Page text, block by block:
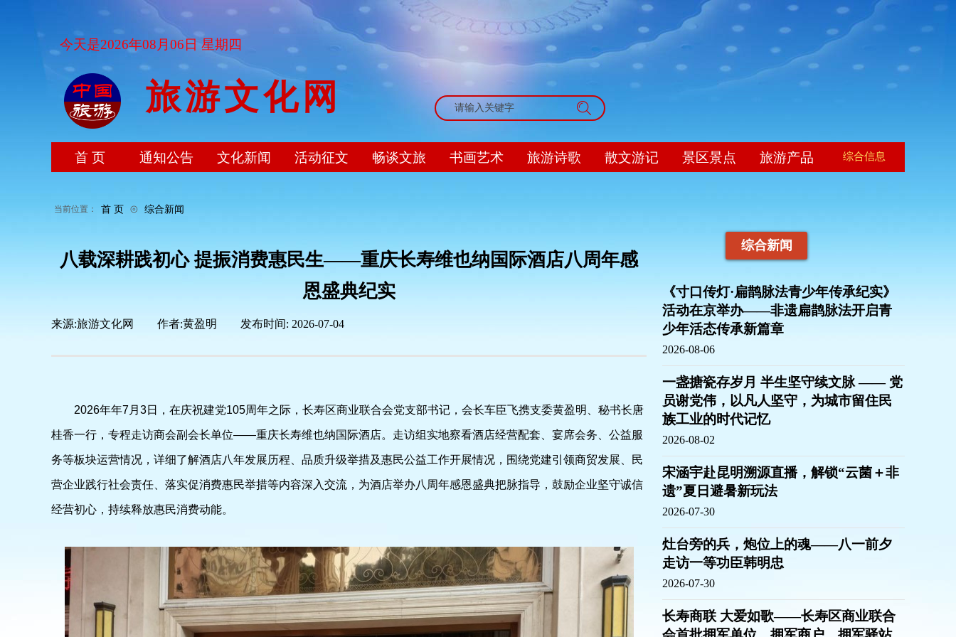
旅游文化网
首 页 ⊙ 综合新闻
当前位置：
搜索
首 页 通知公告 文化新闻 活动征文 畅谈文旅 书画艺术 旅游诗歌 散文游记 景区景点 旅游产品 综合信息
今天是2026年08月06日 星期四
综合新闻
八载深耕践初心 提振消费惠民生——重庆长寿维也纳国际酒店八周年感
恩盛典纪实
来源:旅游文化网 作者:黄盈明 发布时间: 2026-07-04
2026年年7月3日，在庆祝建党105周年之际，长寿区商业联合会党支部书记，会长车臣飞携支委黄盈明、秘书长唐
桂香一行，专程走访商会副会长单位——重庆长寿维也纳国际酒店。走访组实地察看酒店经营配套、宴席会务、公益服
务等板块运营情况，详细了解酒店八年发展历程、品质升级举措及惠民公益工作开展情况，围绕党建引领商贸发展、民
营企业践行社会责任、落实促消费惠民举措等内容深入交流，为酒店举办八周年感恩盛典把脉指导，鼓励企业坚守诚信
经营初心，持续释放惠民消费动能。
《寸口传灯·扁鹊脉法青少年传承纪实》
活动在京举办——非遗扁鹊脉法开启青
少年活态传承新篇章
2026-08-06
一盏搪瓷存岁月 半生坚守续文脉 —— 党
员谢党伟，以凡人坚守，为城市留住民
族工业的时代记忆
2026-08-02
宋涵宇赴昆明溯源直播，解锁“云菌＋非
遗”夏日避暑新玩法
2026-07-30
灶台旁的兵，炮位上的魂——八一前夕
走访一等功臣韩明忠
2026-07-30
长寿商联 大爱如歌——长寿区商业联合